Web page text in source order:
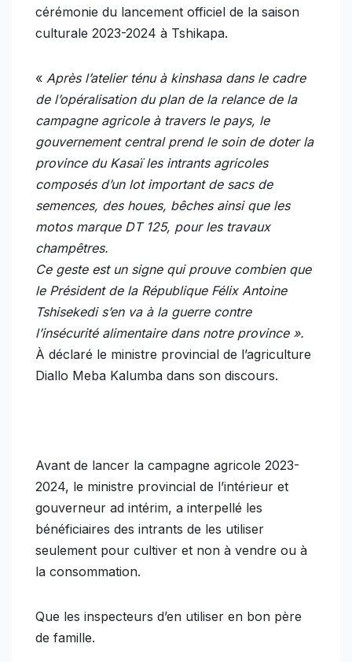
cérémonie du lancement officiel de la saison
culturale 2023-2024 à Tshikapa.
« Après l’atelier ténu à kinshasa dans le cadre
de l’opéralisation du plan de la relance de la
campagne agricole à travers le pays, le
gouvernement central prend le soin de doter la
province du Kasaï les intrants agricoles
composés d’un lot important de sacs de
semences, des houes, bêches ainsi que les
motos marque DT 125, pour les travaux
champêtres.
Ce geste est un signe qui prouve combien que
le Président de la République Félix Antoine
Tshisekedi s’en va à la guerre contre
l’insécurité alimentaire dans notre province ».
À déclaré le ministre provincial de l’agriculture
Diallo Meba Kalumba dans son discours.
Avant de lancer la campagne agricole 2023-
2024, le ministre provincial de l’intérieur et
gouverneur ad intérim, a interpellé les
bénéficiaires des intrants de les utiliser
seulement pour cultiver et non à vendre ou à
la consommation.
Que les inspecteurs d’en utiliser en bon père
de famille.